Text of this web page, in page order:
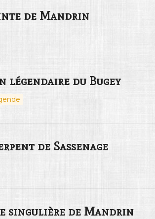
de Mandrin
légendaire du Bugey
de Sassenage
singulière de Mandrin